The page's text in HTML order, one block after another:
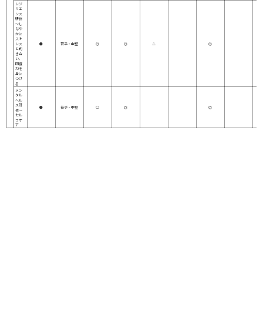
レジ
リエ
ンス
研修
～し
なや
かに
スト
レス
と向
き合
い、
回復
力を
身に
つけ
る
● 若手・中堅 ◎ ◎ △ ◎
メン
タル
ヘル
ス研
修～
セル
フケ
ア
● 若手・中堅 ○ ◎ ◎